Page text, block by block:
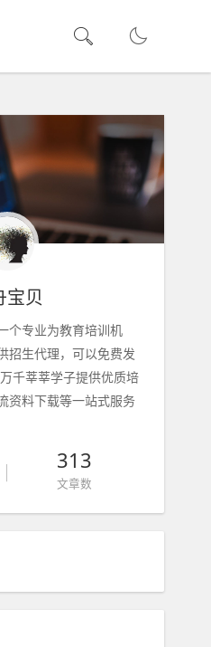
宝贝
个专业为教育培训机
招生代理，可以免费发
千莘莘学子提供优质培
资料下载等一站式服务
313
文章数